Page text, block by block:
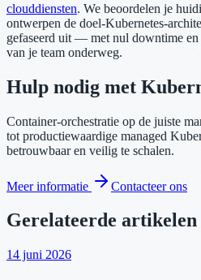
clouddiensten. We beoordelen je
ontwerpen de doel-Kubernetes-
gefaseerd uit — met nul downtime
van je team onderweg.
Hulp nodig met
Container-orchestratie op de juiste
tot productiewaardige managed
betrouwbaar en veilig te schalen.
Meer informatie Contacteer ons
Gerelateerde artikelen
14 juni 2026